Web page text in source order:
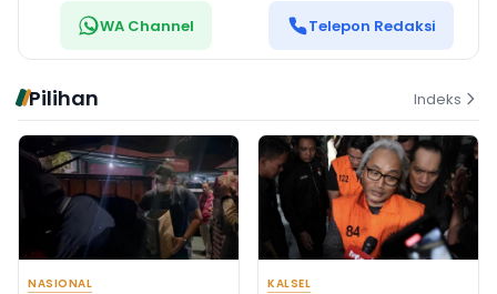
WA Channel Telepon Redaksi
Pilihan Indeks
NASIONAL KALSEL